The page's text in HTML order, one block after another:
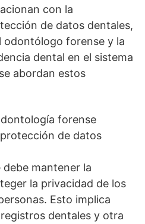
con la
de datos dentales,
odontólogo forense y la
dental en el sistema
abordan estos
forense
de datos
mantener la
la privacidad de los
Esto implica
dentales y otra